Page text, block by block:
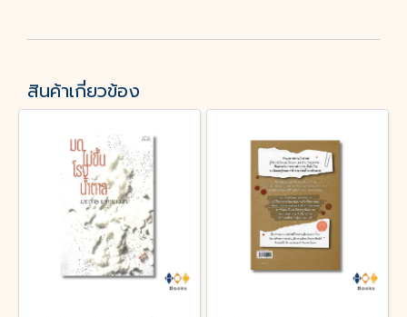
สินค้าเกี่ยวข้อง